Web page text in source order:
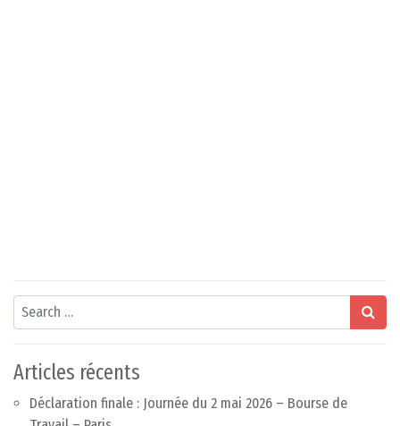
Search
Articles récents
Déclaration finale : Journée du 2 mai 2026 – Bourse de